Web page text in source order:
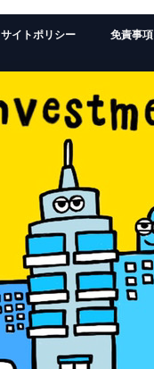
サイトポリシー 免責事項